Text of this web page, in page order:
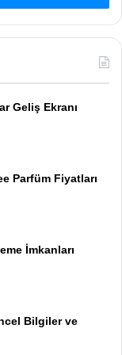
Geliş Ekranı
Parfüm Fiyatları
İmkanları
Bilgiler ve